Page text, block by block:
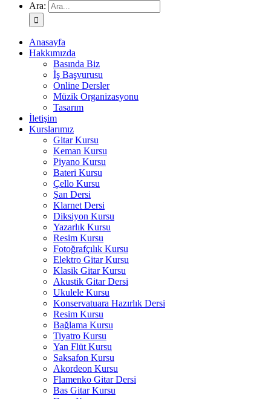
Ara:
Anasayfa
Hakkımızda
Basında Biz
İş Başvurusu
Online Dersler
Müzik Organizasyonu
Tasarım
İletişim
Kurslarımız
Gitar Kursu
Keman Kursu
Piyano Kursu
Bateri Kursu
Çello Kursu
Şan Dersi
Klarnet Dersi
Diksiyon Kursu
Yazarlık Kursu
Resim Kursu
Fotoğrafçılık Kursu
Elektro Gitar Kursu
Klasik Gitar Kursu
Akustik Gitar Dersi
Ukulele Kursu
Konservatuara Hazırlık Dersi
Resim Kursu
Bağlama Kursu
Tiyatro Kursu
Yan Flüt Kursu
Saksafon Kursu
Akordeon Kursu
Flamenko Gitar Dersi
Bas Gitar Kursu